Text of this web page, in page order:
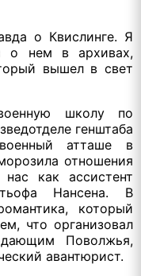
о Квислинге. Я
о нем в архивах,
вышел в свет
школу по
генштаба
атташе в
отношения
как ассистент
Нансена. В
который
что организовал
Поволжья,
авантюрист.